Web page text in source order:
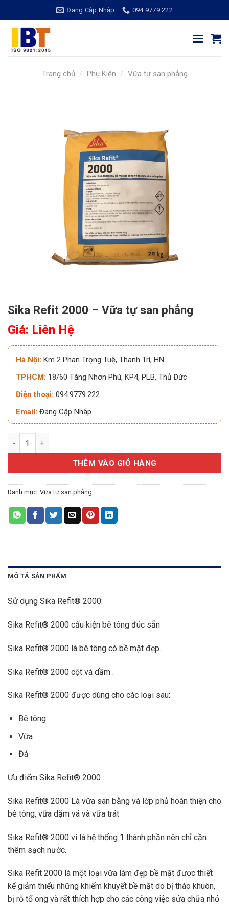
qua
dung
Đang Cập Nhập 094.9779.222
Trang chủ / Phụ Kiện / Vữa tự san phẳng
Sika Refit 2000 – Vữa tự san phẳng
Giá: Liên Hệ
Hà Nội: Km 2 Phan Trọng Tuệ, Thanh Trì, HN
TPHCM: 18/60 Tăng Nhơn Phú, KP4, PLB, Thủ Đức
Điện thoại: 094.9779.222
Email: Đang Cập Nhập
Sika Refit 2000 - Vữa tự san phẳng số lượng
THÊM VÀO GIỎ HÀNG
Danh mục: Vữa tự san phẳng
MÔ TẢ SẢN PHẨM
Sử dụng Sika Refit® 2000:
Sika Refit® 2000 cấu kiện bê tông đúc sẵn
Sika Refit® 2000 là bê tông có bề mặt đẹp.
Sika Refit® 2000 cột và dầm .
Sika Refit® 2000 được dùng cho các loại sau:
Bê tông
Vữa
Đá
Ưu điểm Sika Refit® 2000 :
Sika Refit® 2000 Là vữa san bằng và lớp phủ hoàn thiện cho
bê tông, vữa dặm vá và vữa trát
Sika Refit® 2000 vì là hệ thống 1 thành phần nên chỉ cần
thêm sạch nước.
Sika Refit 2000 là một loại vữa làm đẹp bề mặt được thiết
kế giảm thiểu những khiếm khuyết bề mặt do bị tháo khuôn,
bị rỗ tổ ong và rất thích hợp cho các công việc sửa chữa nhỏ